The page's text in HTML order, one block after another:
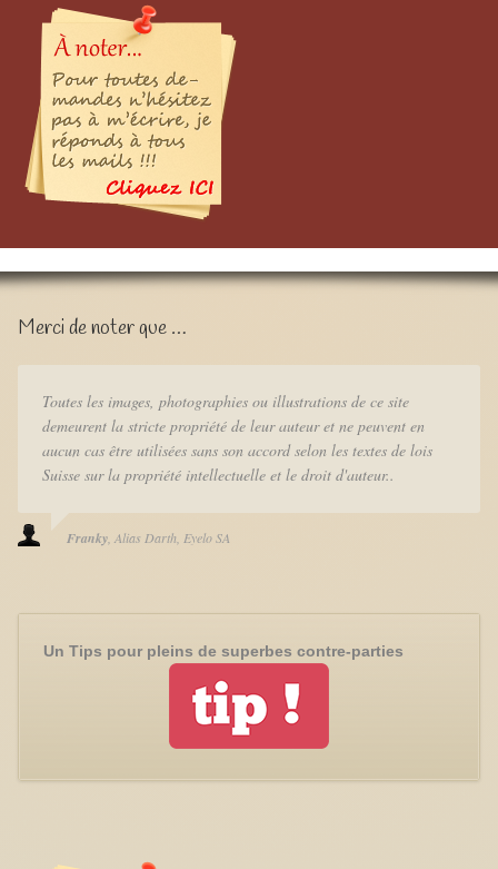
Merci de noter que …
Toutes les images, photographies ou illustrations de ce site
demeurent la stricte propriété de leur auteur et ne peuvent en
aucun cas être utilisées sans son accord selon les textes de lois
Suisse sur la propriété intellectuelle et le droit d'auteur..
Franky Alias Darth Eyelo SA
Un Tips pour pleins de superbes contre-parties